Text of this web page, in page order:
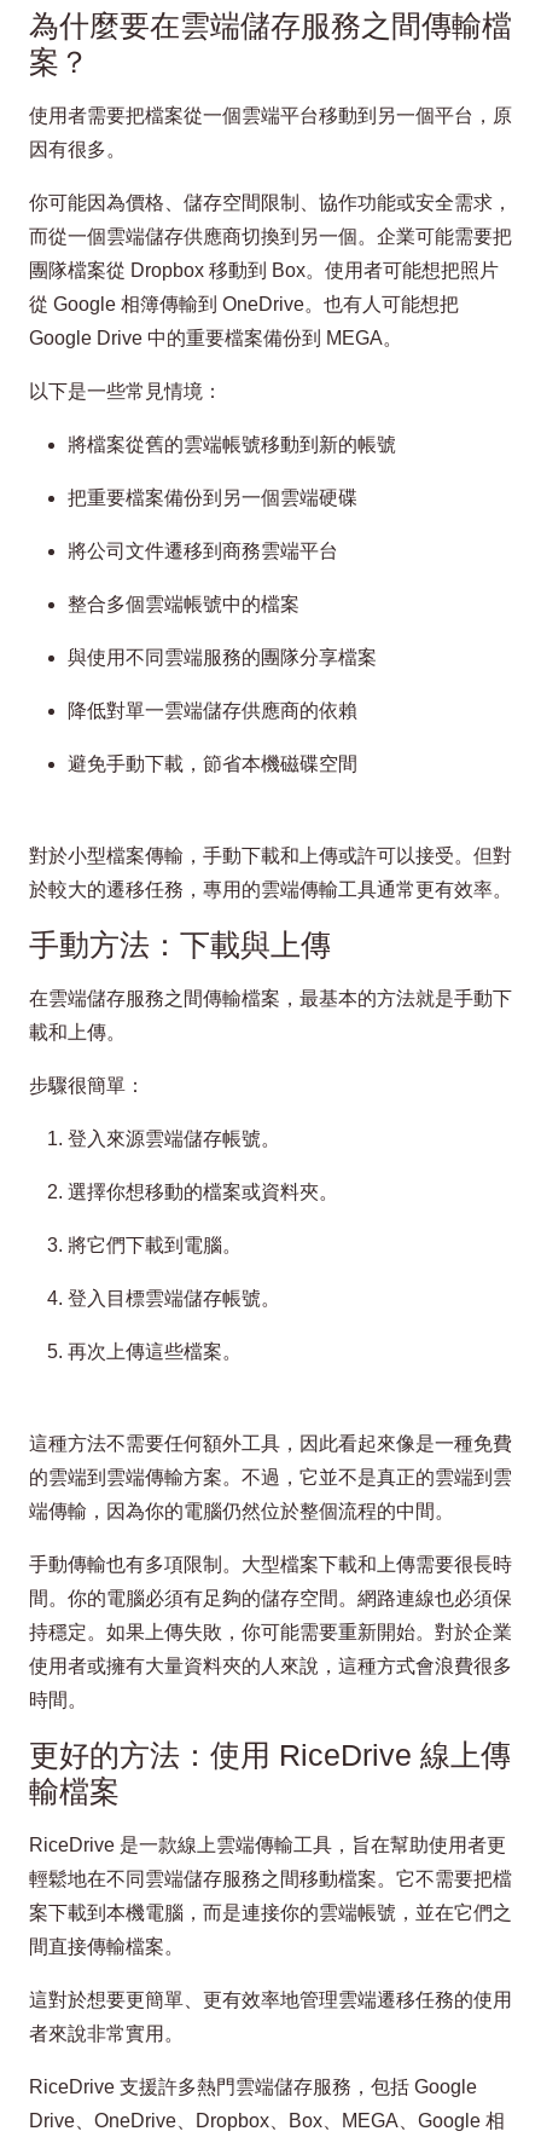
為什麼要在雲端儲存服務之間傳輸檔
案？
使用者需要把檔案從一個雲端平台移動到另一個平台，原
因有很多。
你可能因為價格、儲存空間限制、協作功能或安全需求，
而從一個雲端儲存供應商切換到另一個。企業可能需要把
團隊檔案從 Dropbox 移動到 Box。使用者可能想把照片
從 Google 相簿傳輸到 OneDrive。也有人可能想把
Google Drive 中的重要檔案備份到 MEGA。
以下是一些常見情境：
將檔案從舊的雲端帳號移動到新的帳號
把重要檔案備份到另一個雲端硬碟
將公司文件遷移到商務雲端平台
整合多個雲端帳號中的檔案
與使用不同雲端服務的團隊分享檔案
降低對單一雲端儲存供應商的依賴
避免手動下載，節省本機磁碟空間
對於小型檔案傳輸，手動下載和上傳或許可以接受。但對
於較大的遷移任務，專用的雲端傳輸工具通常更有效率。
手動方法：下載與上傳
在雲端儲存服務之間傳輸檔案，最基本的方法就是手動下
載和上傳。
步驟很簡單：
登入來源雲端儲存帳號。
選擇你想移動的檔案或資料夾。
將它們下載到電腦。
登入目標雲端儲存帳號。
再次上傳這些檔案。
這種方法不需要任何額外工具，因此看起來像是一種免費
的雲端到雲端傳輸方案。不過，它並不是真正的雲端到雲
端傳輸，因為你的電腦仍然位於整個流程的中間。
手動傳輸也有多項限制。大型檔案下載和上傳需要很長時
間。你的電腦必須有足夠的儲存空間。網路連線也必須保
持穩定。如果上傳失敗，你可能需要重新開始。對於企業
使用者或擁有大量資料夾的人來說，這種方式會浪費很多
時間。
更好的方法：使用 RiceDrive 線上傳
輸檔案
RiceDrive 是一款線上雲端傳輸工具，旨在幫助使用者更
輕鬆地在不同雲端儲存服務之間移動檔案。它不需要把檔
案下載到本機電腦，而是連接你的雲端帳號，並在它們之
間直接傳輸檔案。
這對於想要更簡單、更有效率地管理雲端遷移任務的使用
者來說非常實用。
RiceDrive 支援許多熱門雲端儲存服務，包括 Google
Drive、OneDrive、Dropbox、Box、MEGA、Google 相